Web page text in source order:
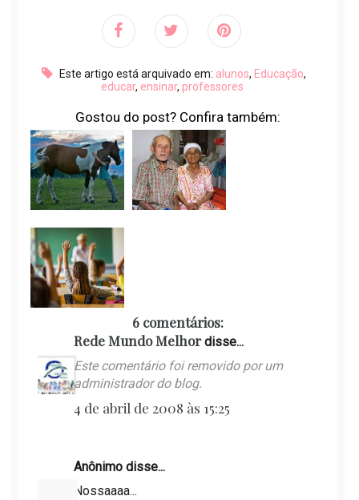
Este artigo está arquivado em: alunos, Educação,
educar, ensinar, professores
Gostou do post? Confira também:
6 comentários:
Rede Mundo Melhordisse...
Este comentário foi removido por um
administrador do blog.
4 de abril de 2008 às 15:25
Anônimo disse...
Nossaaaa...